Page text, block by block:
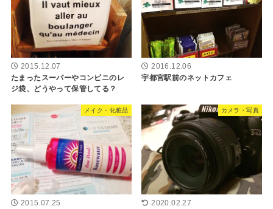
2015.12.07
たまったスーパーやコンビニのレ
ジ袋、どうやって保管してる？
2016.12.06
宇都宮駅前のネットカフェ
メイク・化粧品
2015.07.25
カメラ・写真
2020.02.27